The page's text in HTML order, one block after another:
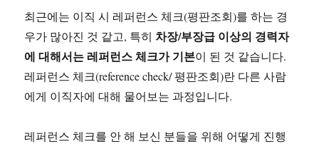
최근에는 이직 시 레퍼런스 체크(평판조회)를 하는 경
우가 많아진 것 같고, 특히 차장/부장급 이상의 경력자
에 대해서는 레퍼런스 체크가 기본이 된 것 같습니다.
레퍼런스 체크(reference check/ 평판조회)란 다른 사람
에게 이직자에 대해 물어보는 과정입니다.
레퍼런스 체크를 안 해 보신 분들을 위해 어떻게 진행